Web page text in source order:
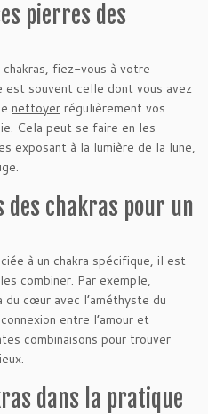
pierres des
fiez-vous à votre
est souvent celle dont vous avez
nettoyer régulièrement vos
Cela peut se faire en les
exposant à la lumière de la lune,
des chakras pour un
à un chakra spécifique, il est
combiner. Par exemple,
cœur avec l’améthyste du
entre l’amour et
combinaisons pour trouver
dans la pratique